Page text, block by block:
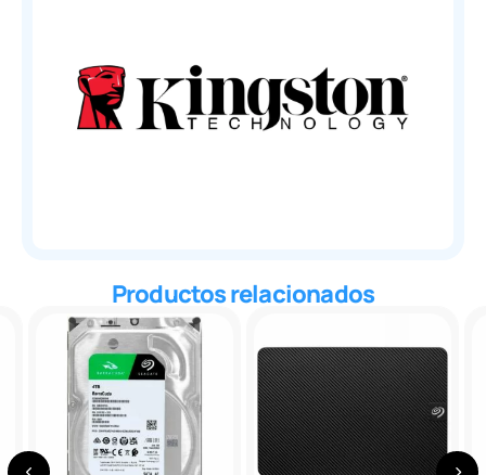
Productos relacionados